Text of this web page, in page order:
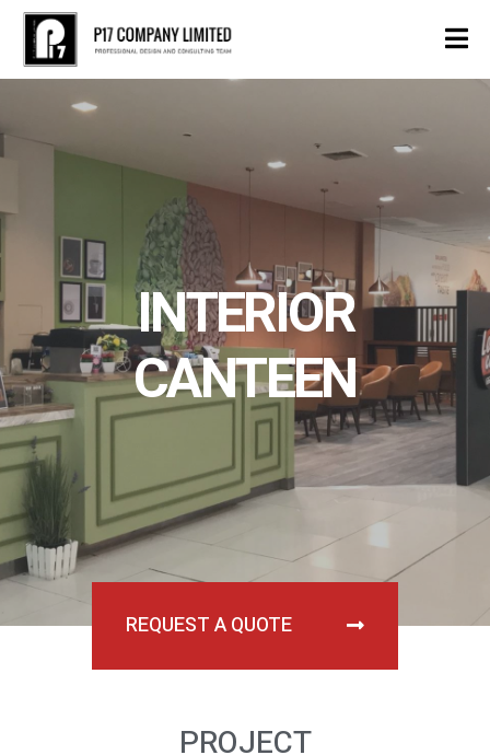
INTERIOR
CANTEEN
REQUEST A QUOTE
PROJECT